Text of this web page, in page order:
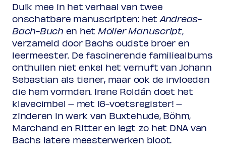
Duik mee in het verhaal van twee
onschatbare manuscripten: het Andreas-
Bach-Buch en het Möller Manuscript,
verzameld door Bachs oudste broer en
leermeester. De fascinerende familiealbums
onthullen niet enkel het vernuft van Johann
Sebastian als tiener, maar ook de invloeden
die hem vormden. Irene Roldán doet het
klavecimbel – met 16-voetsregister! –
zinderen in werk van Buxtehude, Böhm,
Marchand en Ritter en legt zo het DNA van
Bachs latere meesterwerken bloot.
10,00
Rang 2
Normaal€ 21,00
Vriend€ 19,00
Ambassador€ 19,00
Jong€ 10,00
Upas / Stadspas Nieuwegein€
10,00
(excl. transactiekosten)